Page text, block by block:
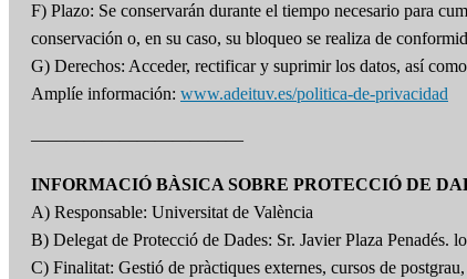
F) Plazo: Se conservarán durante el tiempo necesario para
conservación o, en su caso, su bloqueo se realiza de
G) Derechos: Acceder, rectificar y suprimir los datos, así
Amplíe información: www.adeituv.es/politica-de-privacidad
————————————
INFORMACIÓ BÀSICA SOBRE PROTECCIÓ DE
A) Responsable: Universitat de València
B) Delegat de Protecció de Dades: Sr. Javier Plaza Penadés.
C) Finalitat: Gestió de pràctiques externes, cursos de